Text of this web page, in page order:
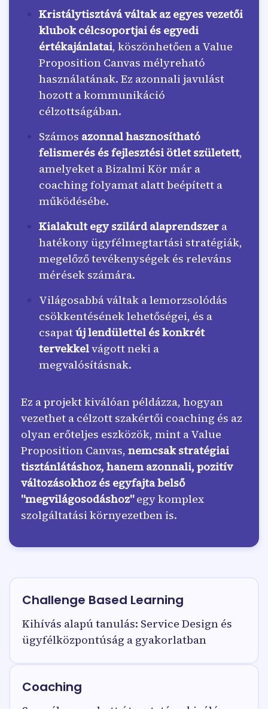
Kristálytisztává váltak az egyes vezetői
klubok célcsoportjai és egyedi
értékajánlatai, köszönhetően a Value
Proposition Canvas mélyreható
használatának. Ez azonnali javulást
hozott a kommunikáció
célzottságában.
Számos azonnal hasznosítható
felismerés és fejlesztési ötlet született,
amelyeket a Bizalmi Kör már a
coaching folyamat alatt beépített a
működésébe.
Kialakult egy szilárd alaprendszer a
hatékony ügyfélmegtartási stratégiák,
megelőző tevékenységek és releváns
mérések számára.
Világosabbá váltak a lemorzsolódás
csökkentésének lehetőségei, és a
csapatúj lendülettel és konkrét
tervekkelvágott neki a
megvalósításnak.
Ez a projekt kiválóan példázza, hogyan
vezethet a célzott szakértői coaching és az
olyan erőteljes eszközök, mint a Value
Proposition Canvas, nemcsak stratégiai
tisztánlátáshoz, hanem azonnali, pozitív
változásokhoz és egyfajta belső
"megvilágosodáshoz"egy komplex
szolgáltatási környezetben is.
Challenge Based Learning
Kihívás alapú tanulás: Service Design és
ügyfélközpontúság a gyakorlatban
Coaching